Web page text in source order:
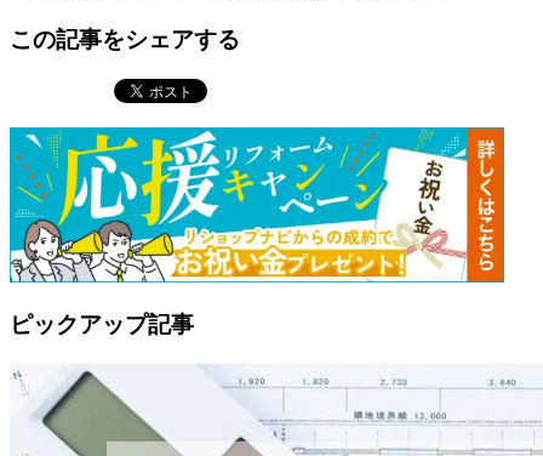
この記事をシェアする
ピックアップ記事